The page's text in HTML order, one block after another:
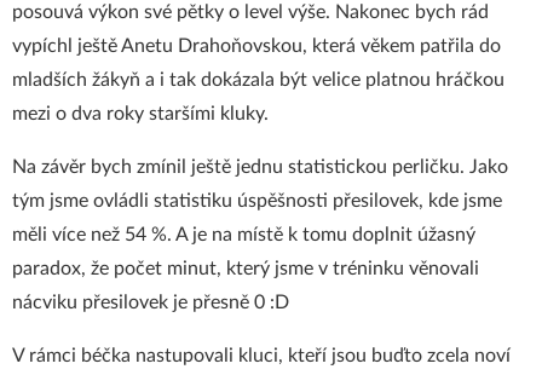
posouvá výkon své pětky o level výše. Nakonec bych rád
vypíchl ještě Anetu Drahoňovskou, která věkem patřila do
mladších žákyň a i tak dokázala být velice platnou hráčkou
mezi o dva roky staršími kluky.
Na závěr bych zmínil ještě jednu statistickou perličku. Jako
tým jsme ovládli statistiku úspěšnosti přesilovek, kde jsme
měli více než 54 %. A je na místě k tomu doplnit úžasný
paradox, že počet minut, který jsme v tréninku věnovali
nácviku přesilovek je přesně 0 :D
V rámci béčka nastupovali kluci, kteří jsou buďto zcela noví